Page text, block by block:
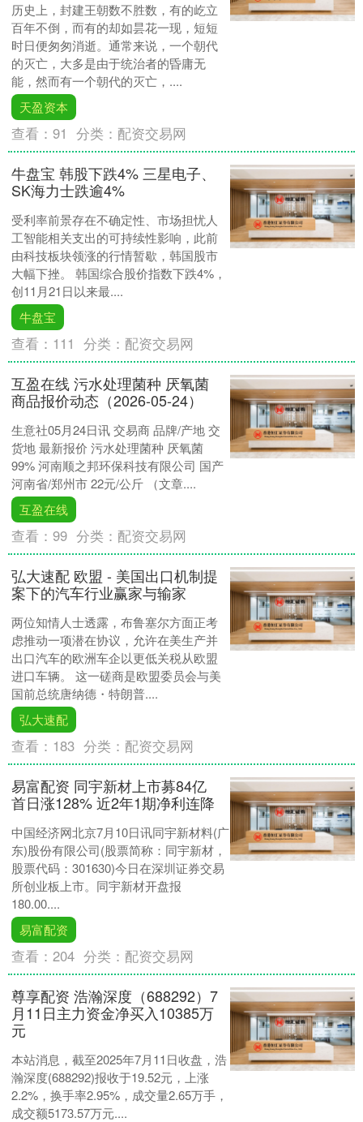
历史上，封建王朝数不胜数，有的屹立
百年不倒，而有的却如昙花一现，短短
时日便匆匆消逝。通常来说，一个朝代
的灭亡，大多是由于统治者的昏庸无
能，然而有一个朝代的灭亡，....
天盈资本
查看：91 分类： 配资交易网
牛盘宝 韩股下跌4% 三星电子、
SK海力士跌逾4%
受利率前景存在不确定性、市场担忧人
工智能相关支出的可持续性影响，此前
由科技板块领涨的行情暂歇，韩国股市
大幅下挫。 韩国综合股价指数下跌4%，
创11月21日以来最....
牛盘宝
查看： 111 分类： 配资交易网
互盈在线 污水处理菌种 厌氧菌
商品报价动态（2026-05-24）
生意社05月24日讯 交易商 品牌/产地 交
货地 最新报价 污水处理菌种 厌氧菌
99% 河南顺之邦环保科技有限公司 国产
河南省/郑州市 22元/公斤 （文章....
互盈在线
查看：99 分类： 配资交易网
弘大速配 欧盟 - 美国出口机制提
案下的汽车行业赢家与输家
两位知情人士透露，布鲁塞尔方面正考
虑推动一项潜在协议，允许在美生产并
出口汽车的欧洲车企以更低关税从欧盟
进口车辆。 这一磋商是欧盟委员会与美
国前总统唐纳德・特朗普....
弘大速配
查看： 183 分类： 配资交易网
易富配资 同宇新材上市募84亿
首日涨128% 近2年1期净利连降
中国经济网北京7月10日讯同宇新材料(广
东)股份有限公司(股票简称：同宇新材，
股票代码：301630)今日在深圳证券交易
所创业板上市。同宇新材开盘报
180.00....
易富配资
查看：204 分类： 配资交易网
尊享配资 浩瀚深度（688292）7
月11日主力资金净买入10385万
元
本站消息，截至2025年7月11日收盘，浩
瀚深度(688292)报收于19.52元，上涨
2.2%，换手率2.95%，成交量2.65万手，
成交额5173.57万元....